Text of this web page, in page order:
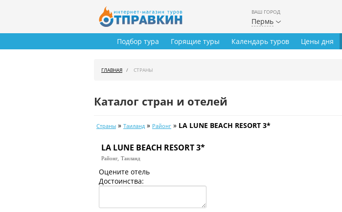
ВАШ ГОРОД
Пермь
Подбор тура Горящие туры Календарь туров Цены дня
ГЛАВНАЯ СТРАНЫ
Каталог стран и отелей
Страны » Таиланд » Районг » LA LUNE BEACH RESORT 3*
LA LUNE BEACH RESORT 3*
Районг, Таиланд
Оцените отель
Достоинства: